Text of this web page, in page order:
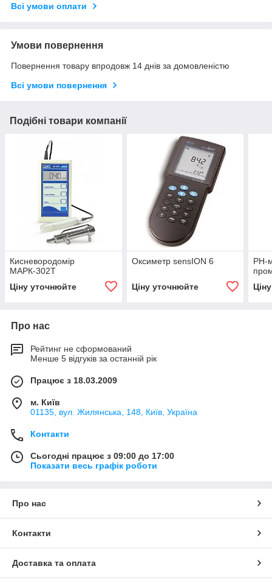
Всі умови оплати
Умови повернення
Повернення товару впродовж 14 днів за домовленістю
Всі умови повернення
Подібні товари компанії
Кисневородомір
МАРК-302Т
Ціну уточнюйте
Оксиметр sensION 6
Ціну уточнюйте
РН-
Про нас
Рейтинг не сформований
Менше 5 відгуків за останній рік
Працює з 18.03.2009
м. Київ
01135, вул. Жилянська, 148, Київ, Україна
Контакти
Сьогодні працює з 09:00 до 17:00
Показати весь графік роботи
Про нас
Контакти
Доставка та оплата